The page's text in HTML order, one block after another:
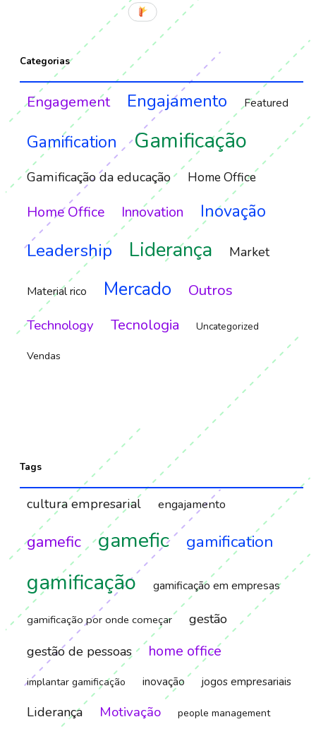
Categorias
Engagement Engajamento Featured
Gamification Gamificação
Gamificação da educação Home Office
Home Office Innovation Inovação
Leadership Liderança Market
Material rico Mercado Outros
Technology Tecnologia Uncategorized
Vendas
Tags
cultura empresarial engajamento
gamefic gamefic gamification
gamificação gamificação em empresas
gamificação por onde começar
gestão
gestão de pessoas
home office
implantar gamificação inovação jogos empresariais
Liderança Motivação people management